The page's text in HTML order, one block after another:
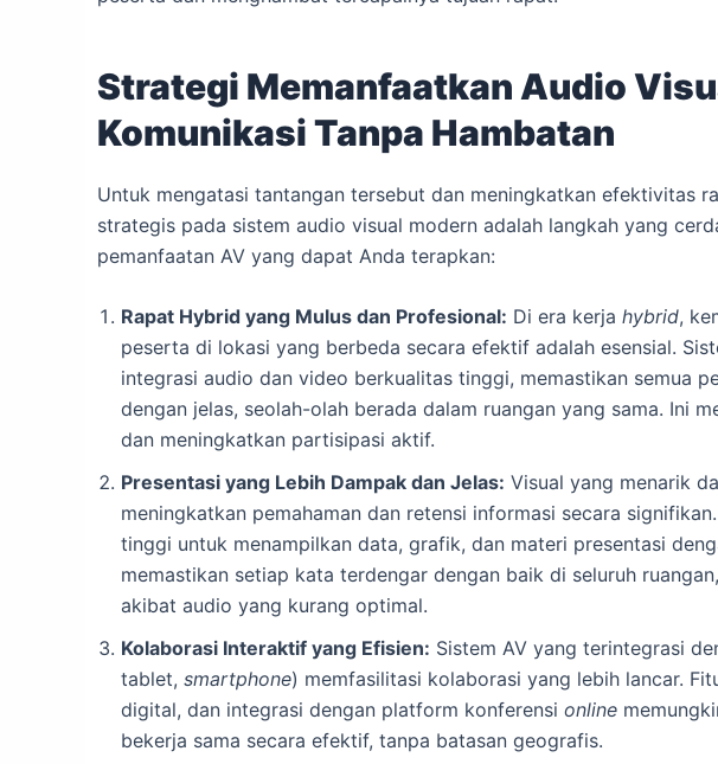
Strategi Memanfaatkan Audio
Komunikasi Tanpa Hambatan
Untuk mengatasi tantangan tersebut dan meningkatkan efektivitas
strategis pada sistem audio visual modern adalah langkah yang
pemanfaatan AV yang dapat Anda terapkan:
Rapat Hybrid yang Mulus dan Profesional: Di era kerja hybrid,
peserta di lokasi yang berbeda secara efektif adalah esensial.
integrasi audio dan video berkualitas tinggi, memastikan semua
dengan jelas, seolah-olah berada dalam ruangan yang sama. Ini
dan meningkatkan partisipasi aktif.
Presentasi yang Lebih Dampak dan Jelas: Visual yang menarik
meningkatkan pemahaman dan retensi informasi secara
tinggi untuk menampilkan data, grafik, dan materi presentasi
memastikan setiap kata terdengar dengan baik di seluruh
akibat audio yang kurang optimal.
Kolaborasi Interaktif yang Efisien: Sistem AV yang terintegrasi
tablet, smartphone) memfasilitasi kolaborasi yang lebih lancar.
digital, dan integrasi dengan platform konferensi online
bekerja sama secara efektif, tanpa batasan geografis.